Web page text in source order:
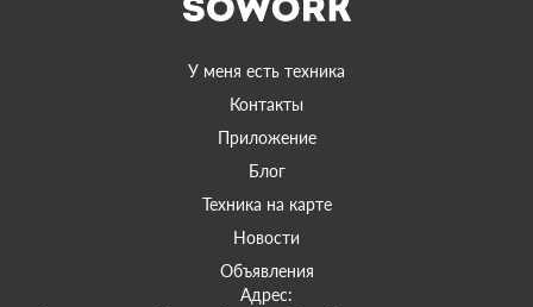
У меня есть техника
Контакты
Приложение
Блог
Техника на карте
Новости
Объявления
Адрес: